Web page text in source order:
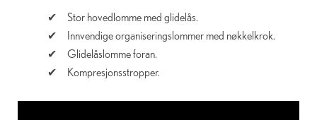
Stor hovedlomme med glidelås.
Innvendige organiseringslommer med nøkkelkrok.
Glidelåslomme foran.
Kompresjonsstropper.